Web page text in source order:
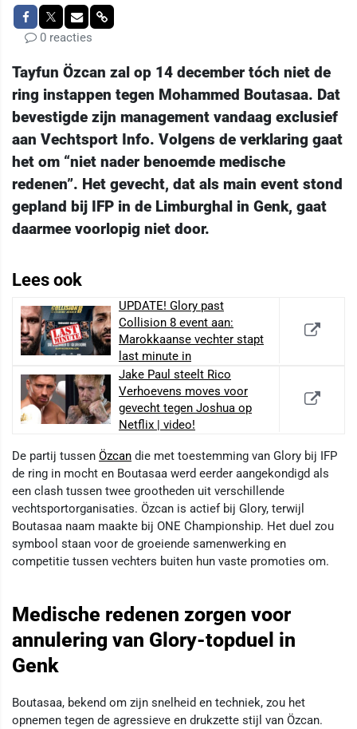
0 reacties
Tayfun Özcan zal op 14 december tóch niet de
ring instappen tegen Mohammed Boutasaa. Dat
bevestigde zijn management vandaag exclusief
aan Vechtsport Info. Volgens de verklaring gaat
het om “niet nader benoemde medische
redenen”. Het gevecht, dat als main event stond
gepland bij IFP in de Limburghal in Genk, gaat
daarmee voorlopig niet door.
Lees ook
UPDATE! Glory past
Collision 8 event aan:
Marokkaanse vechter stapt
last minute in
Jake Paul steelt Rico
Verhoevens moves voor
gevecht tegen Joshua op
Netflix | video!
De partij tussen Özcan die met toestemming van Glory bij IFP
de ring in mocht en Boutasaa werd eerder aangekondigd als
een clash tussen twee grootheden uit verschillende
vechtsportorganisaties. Özcan is actief bij Glory, terwijl
Boutasaa naam maakte bij ONE Championship. Het duel zou
symbool staan voor de groeiende samenwerking en
competitie tussen vechters buiten hun vaste promoties om.
Medische redenen zorgen voor
annulering van Glory-topduel in
Genk
Boutasaa, bekend om zijn snelheid en techniek, zou het
opnemen tegen de agressieve en drukzette stijl van Özcan.